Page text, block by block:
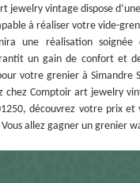
jewelry vintage dispose
à réaliser votre vide-
une réalisation soignée
un gain de confort et
votre grenier à Simandre
chez Comptoir art jewelry
découvrez votre prix et
allez gagner un grenier